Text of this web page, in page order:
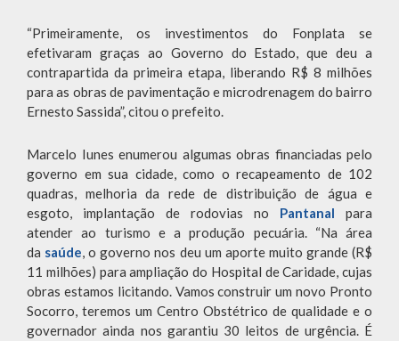
“Primeiramente, os investimentos do Fonplata se
efetivaram graças ao Governo do Estado, que deu a
contrapartida da primeira etapa, liberando R$ 8 milhões
para as obras de pavimentação e microdrenagem do bairro
Ernesto Sassida”, citou o prefeito.
Marcelo Iunes enumerou algumas obras financiadas pelo
governo em sua cidade, como o recapeamento de 102
quadras, melhoria da rede de distribuição de água e
esgoto, implantação de rodovias no Pantanal para
atender ao turismo e a produção pecuária. “Na área
da saúde, o governo nos deu um aporte muito grande (R$
11 milhões) para ampliação do Hospital de Caridade, cujas
obras estamos licitando. Vamos construir um novo Pronto
Socorro, teremos um Centro Obstétrico de qualidade e o
governador ainda nos garantiu 30 leitos de urgência. É